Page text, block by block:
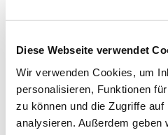
Diese Webseite verwendet
Wir verwenden Cookies, um
personalisieren, Funktionen
zu können und die Zugriffe
analysieren. Außerdem geben
Toureigenschaften
Fahrradtauglich
Natur Highlight